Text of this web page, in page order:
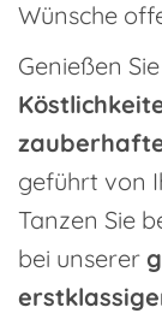
Wünsche
Genießen Sie
geführt von
Tanzen Sie
bei unserer